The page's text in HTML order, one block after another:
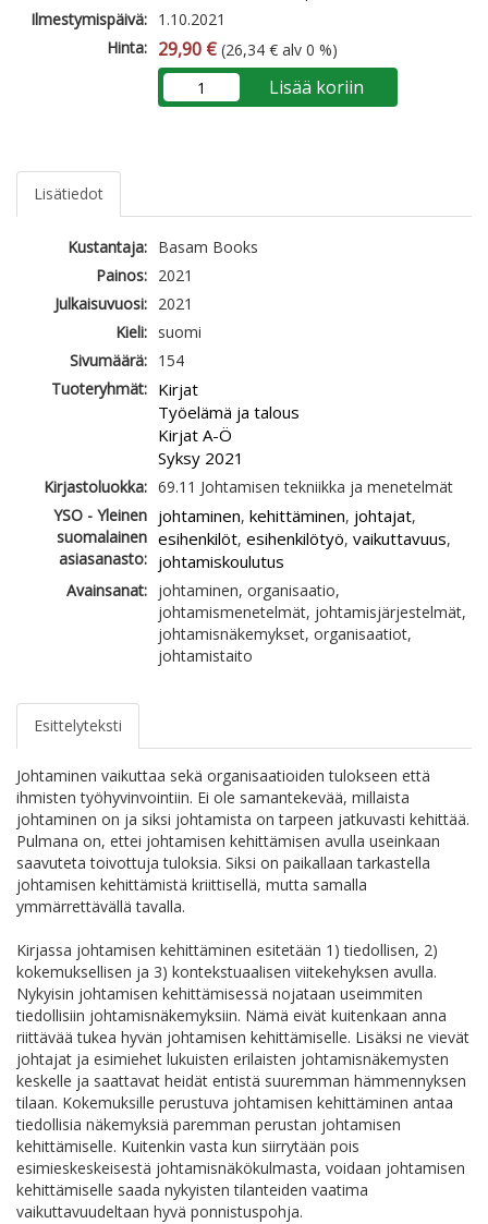
Ilmestymispäivä: 1.10.2021
Hinta: 29,90 € (26,34 € alv 0 %)
Lisää koriin
Lisätiedot
Kustantaja: Basam Books
Painos: 2021
Julkaisuvuosi: 2021
Kieli: suomi
Sivumäärä: 154
Tuoteryhmät: Kirjat
Työelämä ja talous
Kirjat A-Ö
Syksy 2021
Kirjastoluokka: 69.11 Johtamisen tekniikka ja menetelmät
YSO - Yleinen
suomalainen
asiasanasto:
johtaminen, kehittäminen, johtajat,
esihenkilöt, esihenkilötyö, vaikuttavuus,
johtamiskoulutus
Avainsanat: johtaminen, organisaatio,
johtamismenetelmät, johtamisjärjestelmät,
johtamisnäkemykset, organisaatiot,
johtamistaito
Esittelyteksti
Johtaminen vaikuttaa sekä organisaatioiden tulokseen että
ihmisten työhyvinvointiin. Ei ole samantekevää, millaista
johtaminen on ja siksi johtamista on tarpeen jatkuvasti kehittää.
Pulmana on, ettei johtamisen kehittämisen avulla useinkaan
saavuteta toivottuja tuloksia. Siksi on paikallaan tarkastella
johtamisen kehittämistä kriittisellä, mutta samalla
ymmärrettävällä tavalla.
Kirjassa johtamisen kehittäminen esitetään 1) tiedollisen, 2)
kokemuksellisen ja 3) kontekstuaalisen viitekehyksen avulla.
Nykyisin johtamisen kehittämisessä nojataan useimmiten
tiedollisiin johtamisnäkemyksiin. Nämä eivät kuitenkaan anna
riittävää tukea hyvän johtamisen kehittämiselle. Lisäksi ne vievät
johtajat ja esimiehet lukuisten erilaisten johtamisnäkemysten
keskelle ja saattavat heidät entistä suuremman hämmennyksen
tilaan. Kokemuksille perustuva johtamisen kehittäminen antaa
tiedollisia näkemyksiä paremman perustan johtamisen
kehittämiselle. Kuitenkin vasta kun siirrytään pois
esimieskeskeisestä johtamisnäkökulmasta, voidaan johtamisen
kehittämiselle saada nykyisten tilanteiden vaatima
vaikuttavuudeltaan hyvä ponnistuspohja.